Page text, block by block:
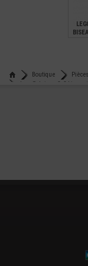
Boutique
Lego® brique 3x3